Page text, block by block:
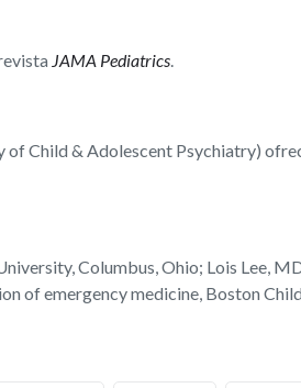
JAMA Pediatrics.
of Child & Adolescent Psychiatry)
Columbus, Ohio; Lois Lee,
of emergency medicine, Boston